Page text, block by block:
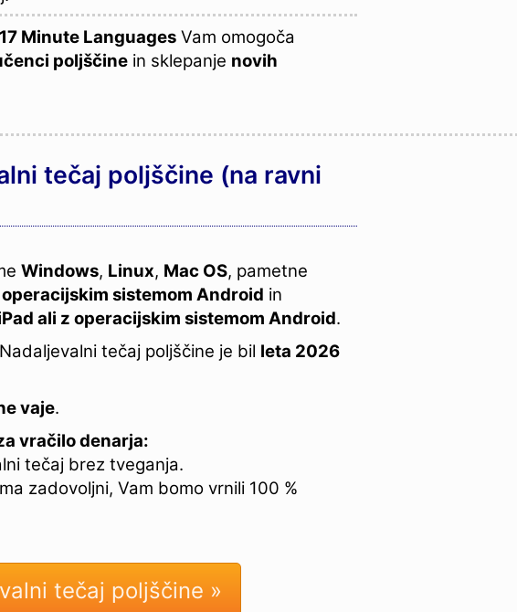
Minute Languages Vam omogoča
poljščine in sklepanje novih
tečaj poljščine (na ravni
Windows, Linux, Mac OS, pametne
sistemom Android in
ali z operacijskim sistemom Android.
tečaj poljščine je bil leta 2026
vaje.
vračilo denarja:
tečaj brez tveganja.
zadovoljni, Vam bomo vrnili 100 %
tečaj poljščine »